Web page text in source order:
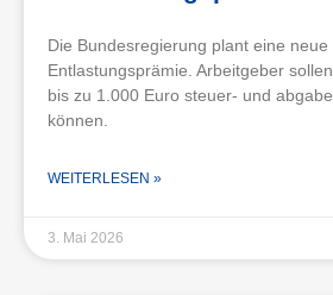
Die Bundesregierung plant eine neue
Entlastungsprämie. Arbeitgeber
bis zu 1.000 Euro steuer- und
können.
WEITERLESEN »
3. Mai 2026